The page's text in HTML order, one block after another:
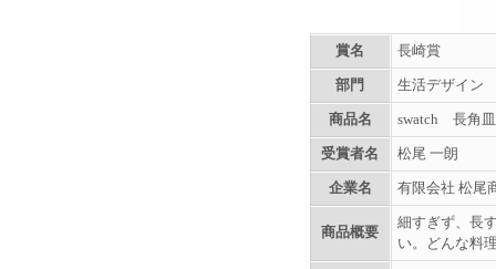
賞名 長崎賞
部門 生活デザイン
商品名 swatch 長角皿
受賞者名 松尾 一朗
企業名 有限会社 松尾
商品概要
細すぎず、長
い。どんな料